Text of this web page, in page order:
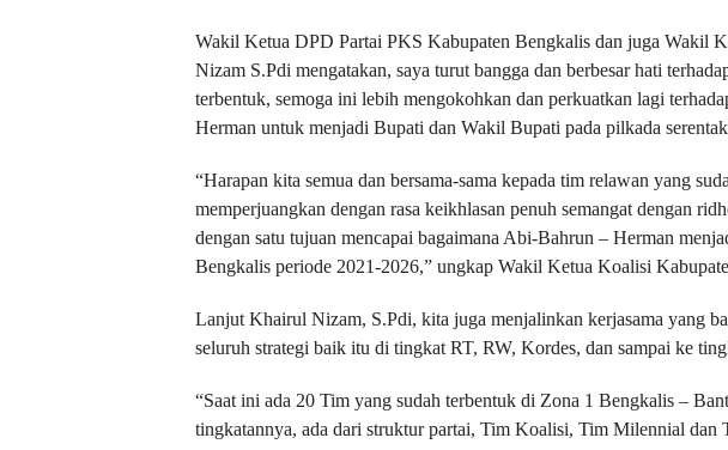
Wakil Ketua DPD Partai PKS Kabupaten Bengkalis dan juga Wakil
Nizam S.Pdi mengatakan, saya turut bangga dan berbesar hati
terbentuk, semoga ini lebih mengokohkan dan perkuatkan lagi
Herman untuk menjadi Bupati dan Wakil Bupati pada pilkada
“Harapan kita semua dan bersama-sama kepada tim relawan yang
memperjuangkan dengan rasa keikhlasan penuh semangat dengan
dengan satu tujuan mencapai bagaimana Abi-Bahrun – Herman
Bengkalis periode 2021-2026,” ungkap Wakil Ketua Koalisi
Lanjut Khairul Nizam, S.Pdi, kita juga menjalinkan kerjasama yang
seluruh strategi baik itu di tingkat RT, RW, Kordes, dan sampai ke
“Saat ini ada 20 Tim yang sudah terbentuk di Zona 1 Bengkalis –
tingkatannya, ada dari struktur partai, Tim Koalisi, Tim Milennial dan